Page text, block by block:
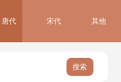
唐代 宋代 其他
搜索